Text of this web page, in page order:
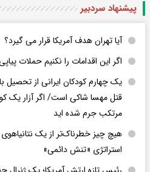
پیشنهاد سردبیر
آیا تهران هدف آمریکا قرار می گیرد؟
اگر این اقدامات را نکنیم حملات
یک چهارم کودکان ایرانی از تحصیل
قتل مهسا شاکی است/ اگر آزار یک
مرتکب جرم شده اید
هیچ چیز خطرناک‌تر از یک
استراتژی «تنش دائمی»